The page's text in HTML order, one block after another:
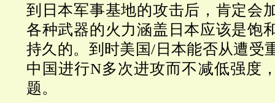
到日本军事基地的攻击后，肯定会
各种武器的火力涵盖日本应该是饱
持久的。到时美国/日本能否从遭受
中国进行N多次进攻而不减低强度
题。